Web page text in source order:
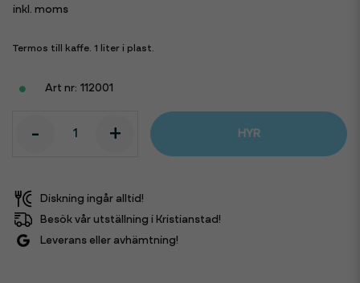
inkl. moms
Termos till kaffe. 1 liter i plast.
112001
- + HYR
Diskning ingår alltid!
Besök vår utställning i Kristianstad!
Leverans eller avhämtning!